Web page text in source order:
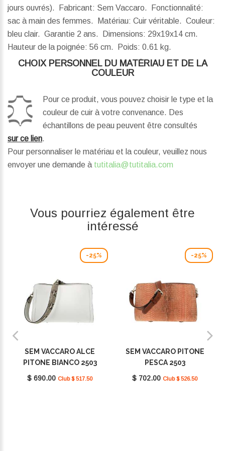
jours ouvrés). Fabricant: Sem Vaccaro. Fonctionnalité:
sac à main des femmes. Matériau: Cuir véritable. Couleur:
bleu clair. Garantie 2 ans.
Dimensions: 29x19x14 cm.
Hauteur de la poignée: 56 cm. Poids: 0.61 kg.
CHOIX PERSONNEL DU MATÉRIAU ET DE LA
COULEUR
Pour ce produit, vous pouvez choisir le type et la
couleur de cuir à votre convenance. Des
échantillons de peau peuvent être consultés
sur ce lien.
Pour personnaliser le matériau et la couleur, veuillez nous
envoyer une demande à tutitalia@tutitalia.com
Vous pourriez également être
intéressé
-25%
SEM VACCARO ALCE
PITONE BIANCO 2503
$ 690.00 Club $ 517.50
-25%
SEM VACCARO PITONE
PESCA 2503
$ 702.00 Club $ 526.50